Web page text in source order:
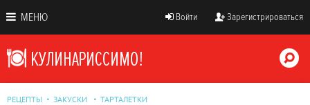
МЕНЮ Войти Зарегистрироваться
РЕЦЕПТЫ ЗАКУСКИ ТАРТАЛЕТКИ